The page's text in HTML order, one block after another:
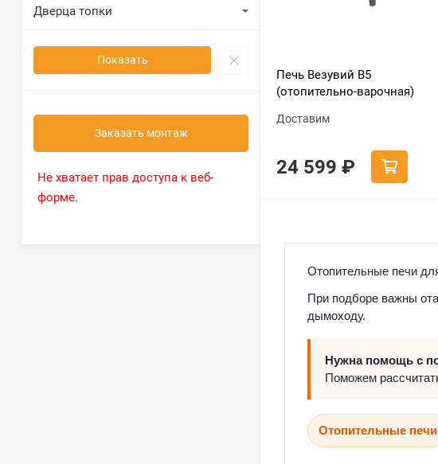
Дверца топки
Показать
Заказать монтаж
Не хватает прав доступа к веб-
форме.
Печь Везувий В5
(отопительно-варочная)
Доставим
24 599 ₽
Отопительные печи
При подборе важны
дымоходу.
Нужна помощь с
Поможем
Отопительные печи